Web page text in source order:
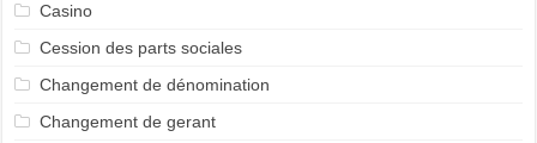
Casino
Cession des parts sociales
Changement de dénomination
Changement de gerant